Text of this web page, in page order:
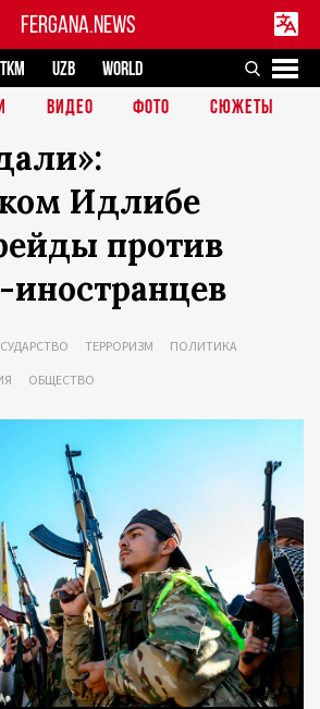
FERGANA.NEWS
TKM UZB
WORLD
ВИДЕО ФОТО СЮЖЕТЫ
Идлибе
против
иностранцев
ТЕРРОРИЗМ ПОЛИТИКА
ОБЩЕСТВО